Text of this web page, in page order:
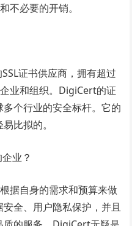
不必要的开销。
证书供应商，拥有超过
业和组织。DigiCert的证
个行业的安全标杆。它的
比拟的。
业？
据自身的需求和预算来做
全、用户隐私保护，并且